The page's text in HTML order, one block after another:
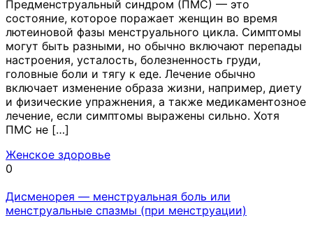
Предменструальный синдром (ПМС) — это
состояние, которое поражает женщин во время
лютеиновой фазы менструального цикла. Симптомы
могут быть разными, но обычно включают перепады
настроения, усталость, болезненность груди,
головные боли и тягу к еде. Лечение обычно
включает изменение образа жизни, например, диету
и физические упражнения, а также медикаментозное
лечение, если симптомы выражены сильно. Хотя
ПМС не […]
Женское здоровье
0
Дисменорея — менструальная боль или
менструальные спазмы (при менструации)